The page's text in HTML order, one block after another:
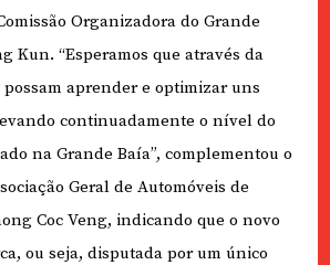
Organizadora do Grande
Kun. “Esperamos que através da
aprender e optimizar uns
continuadamente o nível do
na Grande Baía”, complementou o
Geral de Automóveis de
Coc Veng, indicando que o novo
ou seja, disputada por um único